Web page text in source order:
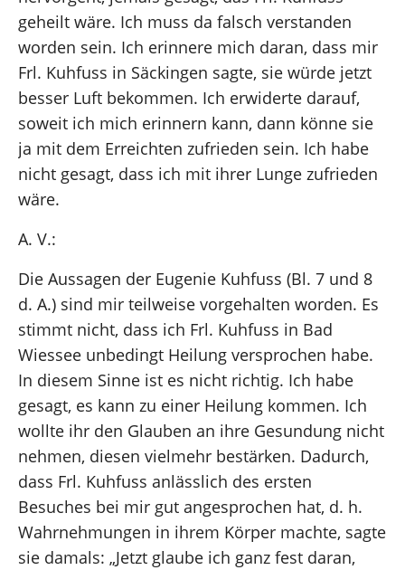
geheilt wäre. Ich muss da falsch verstanden
worden sein. Ich erinnere mich daran, dass mir
Frl. Kuhfuss in Säckingen sagte, sie würde jetzt
besser Luft bekommen. Ich erwiderte darauf,
soweit ich mich erinnern kann, dann könne sie
ja mit dem Erreichten zufrieden sein. Ich habe
nicht gesagt, dass ich mit ihrer Lunge zufrieden
wäre.
A. V.:
Die Aussagen der Eugenie Kuhfuss (Bl. 7 und 8
d. A.) sind mir teilweise vorgehalten worden. Es
stimmt nicht, dass ich Frl. Kuhfuss in Bad
Wiessee unbedingt Heilung versprochen habe.
In diesem Sinne ist es nicht richtig. Ich habe
gesagt, es kann zu einer Heilung kommen. Ich
wollte ihr den Glauben an ihre Gesundung nicht
nehmen, diesen vielmehr bestärken. Dadurch,
dass Frl. Kuhfuss anlässlich des ersten
Besuches bei mir gut angesprochen hat, d. h.
Wahrnehmungen in ihrem Körper machte, sagte
sie damals: „Jetzt glaube ich ganz fest daran,